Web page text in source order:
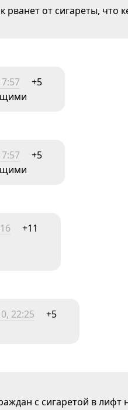
рванет от сигареты, что
+5
+5
+11
22:25
+5
с сигаретой в лифт